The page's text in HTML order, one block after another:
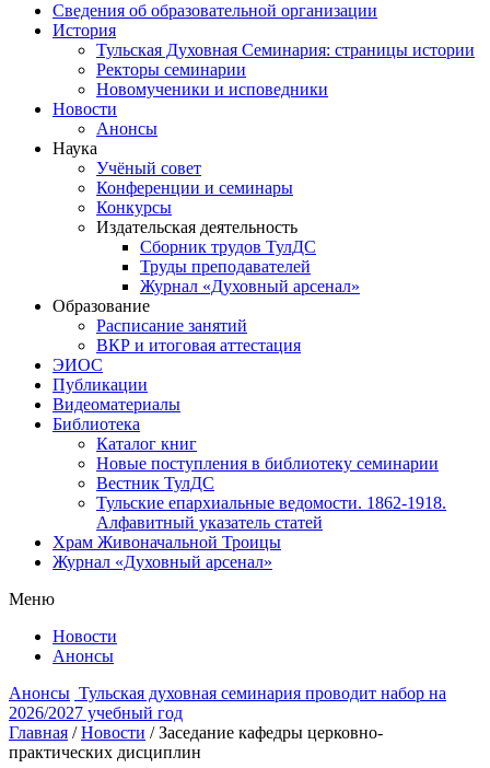
Сведения об образовательной организации
История
Тульская Духовная Семинария: страницы истории
Ректоры семинарии
Новомученики и исповедники
Новости
Анонсы
Наука
Учёный совет
Конференции и семинары
Конкурсы
Издательская деятельность
Сборник трудов ТулДС
Труды преподавателей
Журнал «Духовный арсенал»
Образование
Расписание занятий
ВКР и итоговая аттестация
ЭИОС
Публикации
Видеоматериалы
Библиотека
Каталог книг
Новые поступления в библиотеку семинарии
Вестник ТулДС
Тульские епархиальные ведомости. 1862-1918.
Алфавитный указатель статей
Храм Живоначальной Троицы
Журнал «Духовный арсенал»
Меню
Новости
Анонсы
Анонсы Тульская духовная семинария проводит набор на
2026/2027 учебный год
Главная / Новости / Заседание кафедры церковно-
практических дисциплин